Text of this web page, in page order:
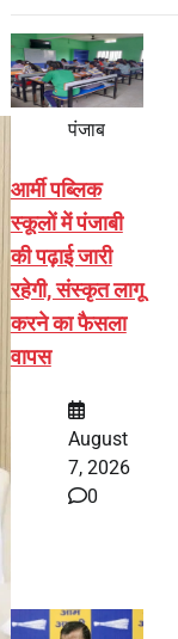
पंजाब
आर्मी पब्लिक
स्कूलों में पंजाबी
की पढ़ाई जारी
रहेगी, संस्कृत लागू
करने का फैसला
वापस
August
7, 2026
0